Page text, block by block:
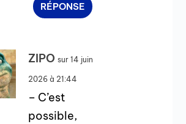
RÉPONSE
ZIPO sur 14 juin
2026 à 21:44
– C’est
possible,